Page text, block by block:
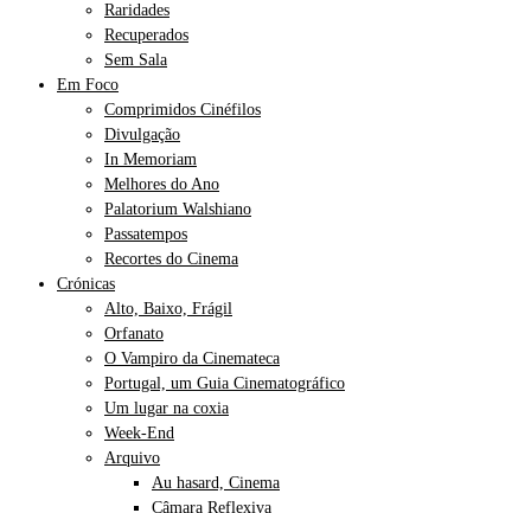
Raridades
Recuperados
Sem Sala
Em Foco
Comprimidos Cinéfilos
Divulgação
In Memoriam
Melhores do Ano
Palatorium Walshiano
Passatempos
Recortes do Cinema
Crónicas
Alto, Baixo, Frágil
Orfanato
O Vampiro da Cinemateca
Portugal, um Guia Cinematográfico
Um lugar na coxia
Week-End
Arquivo
Au hasard, Cinema
Câmara Reflexiva